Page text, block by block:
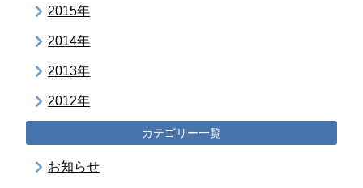
2015年
2014年
2013年
2012年
カテゴリー一覧
お知らせ